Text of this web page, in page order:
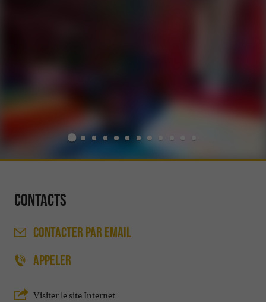
Contacts
CONTACTER PAR EMAIL
APPELER
Visiter le site Internet